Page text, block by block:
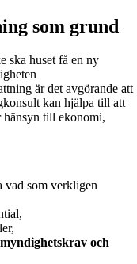
som grund
ska huset få en ny
är det avgörande att
kan hjälpa till att
hänsyn till ekonomi,
vad som verkligen
myndighetskrav och